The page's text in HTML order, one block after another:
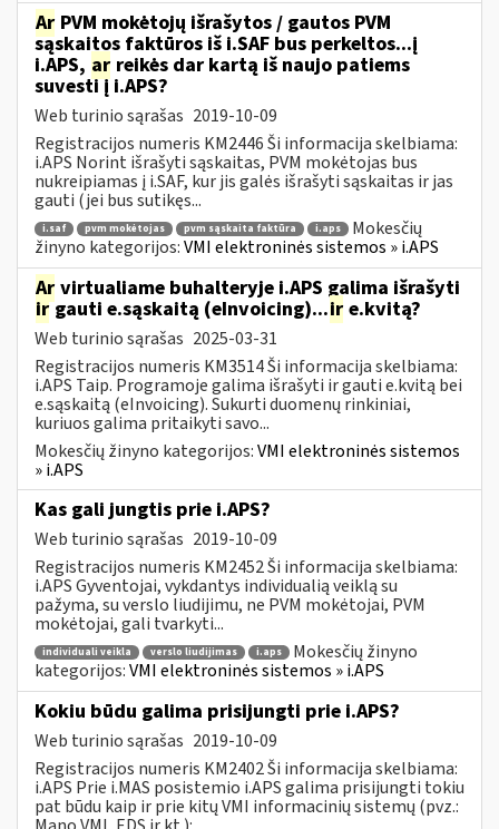
Ar PVM mokėtojų išrašytos / gautos PVM
sąskaitos faktūros iš i.SAF bus perkeltos...į
i.APS, ar reikės dar kartą iš naujo patiems
suvesti į i.APS?
Web turinio sąrašas 2019-10-09
Registracijos numeris KM2446 Ši informacija skelbiama:
i.APS Norint išrašyti sąskaitas, PVM mokėtojas bus
nukreipiamas į i.SAF, kur jis galės išrašyti sąskaitas ir jas
gauti (jei bus sutikęs...
i.saf pvm mokėtojas pvm sąskaita faktūra i.aps
Mokesčių
žinyno kategorijos:VMI elektroninės sistemos » i.APS
Ar virtualiame buhalteryje i.APS galima išrašyti
irgauti e.sąskaitą (eInvoicing)...ir e.kvitą?
Web turinio sąrašas 2025-03-31
Registracijos numeris KM3514 Ši informacija skelbiama:
i.APS Taip. Programoje galima išrašyti ir gauti e.kvitą bei
e.sąskaitą (eInvoicing). Sukurti duomenų rinkiniai,
kuriuos galima pritaikyti savo...
Mokesčių žinyno kategorijos:VMI elektroninės sistemos
» i.APS
Kas gali jungtis prie i.APS?
Web turinio sąrašas 2019-10-09
Registracijos numeris KM2452 Ši informacija skelbiama:
i.APS Gyventojai, vykdantys individualią veiklą su
pažyma, su verslo liudijimu, ne PVM mokėtojai, PVM
mokėtojai, gali tvarkyti...
individuali veikla verslo liudijimas i.aps
Mokesčių žinyno
kategorijos:VMI elektroninės sistemos » i.APS
Kokiu būdu galima prisijungti prie i.APS?
Web turinio sąrašas 2019-10-09
Registracijos numeris KM2402 Ši informacija skelbiama:
i.APS Prie i.MAS posistemio i.APS galima prisijungti tokiu
pat būdu kaip ir prie kitų VMI informacinių sistemų (pvz.: